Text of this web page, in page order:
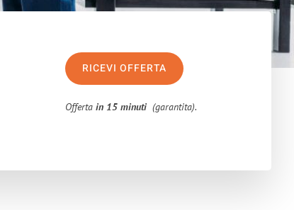
RICEVI OFFERTA
Offertain 15 minuti (garantita).